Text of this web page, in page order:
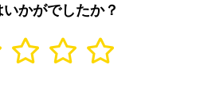
かがでしたか？